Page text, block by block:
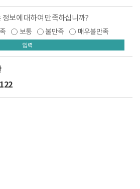
보에 대하여 만족하십니까?
보통 불만족 매우불만족
입력